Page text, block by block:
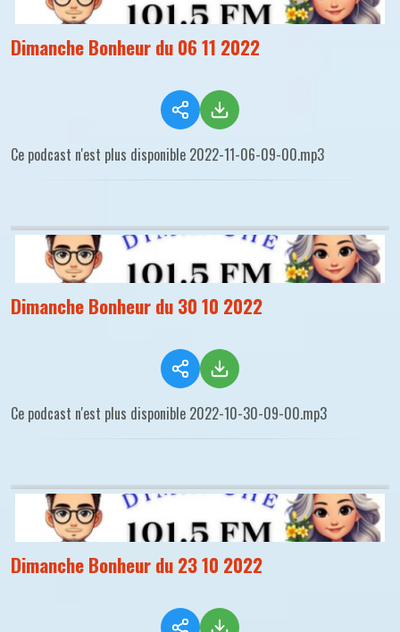
Dimanche Bonheur du 06 11 2022
Ce podcast n'est plus disponible 2022-11-06-09-00.mp3
Dimanche Bonheur du 30 10 2022
Ce podcast n'est plus disponible 2022-10-30-09-00.mp3
Dimanche Bonheur du 23 10 2022